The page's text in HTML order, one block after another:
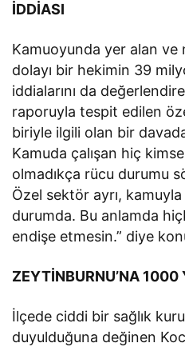
İDDİASI
Kamuoyunda yer alan ve
dolayı bir hekimin 39
iddialarını da
raporuyla tespit edilen
biriyle ilgili olan bir
Kamuda çalışan hiç
olmadıkça rücu durumu
Özel sektör ayrı,
durumda. Bu anlamda
endişe etmesin.” diye
ZEYTİNBURNU’NA 1000
İlçede ciddi bir sağlık
duyulduğuna değinen